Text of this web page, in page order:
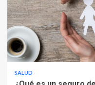
SALUD